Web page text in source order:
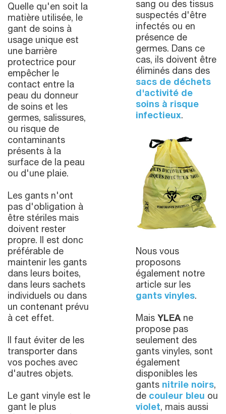
Quelle qu'en soit la
matière utilisée, le
gant de soins à
usage unique est
une barrière
protectrice pour
empêcher le
contact entre la
peau du donneur
de soins et les
germes, salissures,
ou risque de
contaminants
présents à la
surface de la peau
ou d'une plaie.
Les gants n'ont
pas d'obligation à
être stériles mais
doivent rester
propre. Il est donc
préférable de
maintenir les gants
dans leurs boites,
dans leurs sachets
individuels ou dans
un contenant prévu
à cet effet.
Il faut éviter de les
transporter dans
vos poches avec
d'autres objets.
Le gant vinyle est le
gant le plus
sang ou des tissus
suspectés d'être
infectés ou en
présence de
germes. Dans ce
cas, ils doivent être
éliminés dans des
sacs de déchets
d'activité de
soins à risque
infectieux.
Nous vous
proposons
également notre
article sur les
gants vinyles.
Mais YLEAne
propose pas
seulement des
gants vinyles, sont
également
disponibles les
gants nitrile noirs,
de couleur bleu ou
violet, mais aussi